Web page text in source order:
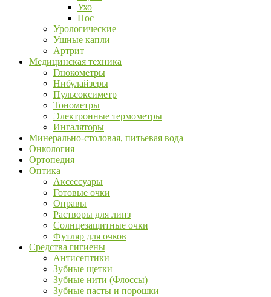
Ухо
Нос
Урологические
Ушные капли
Артрит
Медицинская техника
Глюкометры
Нибулайзеры
Пульсоксиметр
Тонометры
Электронные термометры
Ингаляторы
Минерально-столовая, питьевая вода
Онкология
Ортопедия
Оптика
Аксессуары
Готовые очки
Оправы
Растворы для линз
Солнцезащитные очки
Футляр для очков
Средства гигиены
Антисептики
Зубные щетки
Зубные нити (Флоссы)
Зубные пасты и порошки